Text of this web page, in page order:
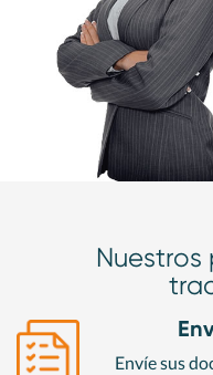
Nuestros
Envíe sus